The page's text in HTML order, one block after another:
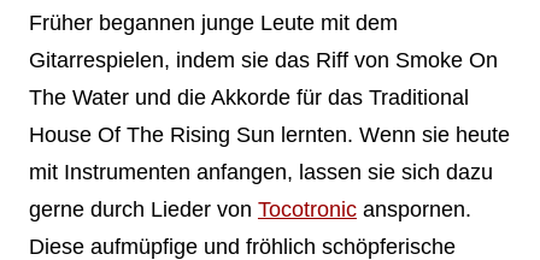
Früher begannen junge Leute mit dem
Gitarrespielen, indem sie das Riff von Smoke On
The Water und die Akkorde für das Traditional
House Of The Rising Sun lernten. Wenn sie heute
mit Instrumenten anfangen, lassen sie sich dazu
gerne durch Lieder von Tocotronicanspornen.
Diese aufmüpfige und fröhlich schöpferische